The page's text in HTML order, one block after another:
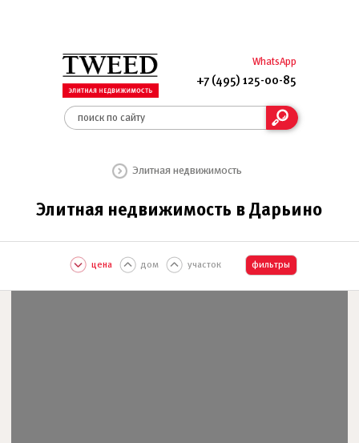
WhatsApp
+7 (495) 125-00-85
Элитная недвижимость
Элитная недвижимость в Дарьино
цена дом участок фильтры